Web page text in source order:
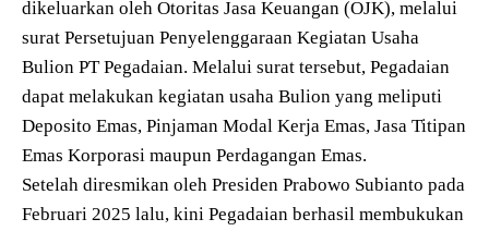
dikeluarkan oleh Otoritas Jasa Keuangan (OJK), melalui
surat Persetujuan Penyelenggaraan Kegiatan Usaha
Bulion PT Pegadaian. Melalui surat tersebut, Pegadaian
dapat melakukan kegiatan usaha Bulion yang meliputi
Deposito Emas, Pinjaman Modal Kerja Emas, Jasa Titipan
Emas Korporasi maupun Perdagangan Emas.
Setelah diresmikan oleh Presiden Prabowo Subianto pada
Februari 2025 lalu, kini Pegadaian berhasil membukukan